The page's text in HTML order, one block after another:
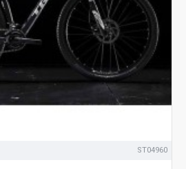
ST04960